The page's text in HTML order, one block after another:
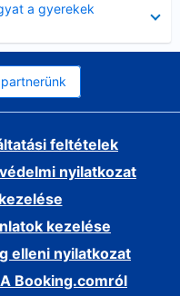
a gyerekek
feltételek
nyilatkozat
kezelése
elleni nyilatkozat
A Booking.comról